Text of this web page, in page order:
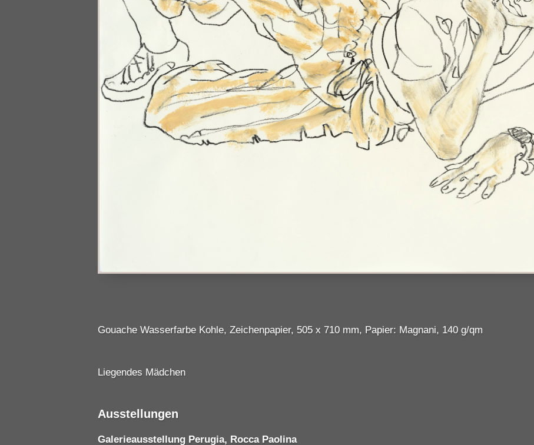
Gouache Wasserfarbe Kohle, Zeichenpapier, 505 x 710 mm, Papier: Magnani, 140 g/qm
Liegendes Mädchen
Ausstellungen
Galerieausstellung Perugia, Rocca Paolina